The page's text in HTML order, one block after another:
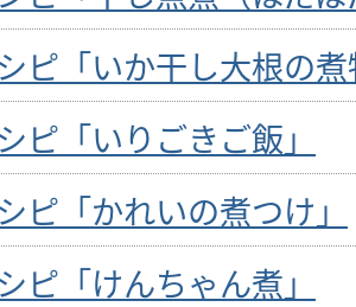
ピ「いか干し大根の
ピ「いりごきご飯」
ピ「かれいの煮つけ」
ピ「けんちゃん煮」